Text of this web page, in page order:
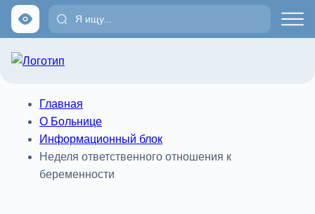
Главная
О Больнице
Информационный блок
Неделя ответственного отношения к
беременности